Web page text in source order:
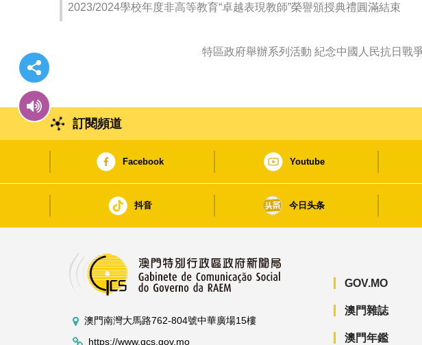
2023/2024學校年度非高等教育“卓越表現教師”榮譽頒授典禮圓滿結束
特區政府舉辦系列活動 紀念中國人民抗日戰
訂閱頻道
Facebook Youtube
抖音 今日头条
澳門南灣大馬路762-804號中華廣場15樓
https://www.gcs.gov.mo
GOV.MO
澳門雜誌
澳門年鑑